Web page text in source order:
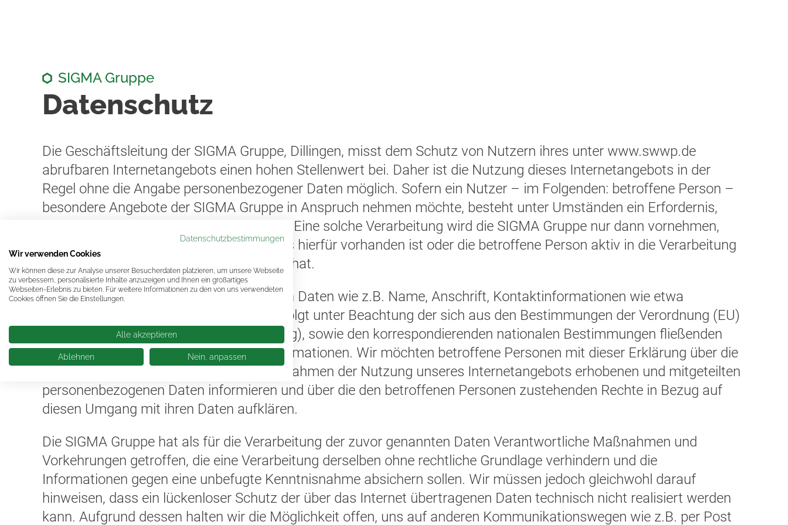
SIGMA Gruppe
Datenschutz
Die Geschäftsleitung der SIGMA Gruppe, Dillingen, misst dem Schutz von Nutzern ihres unter www.swwp.de
abrufbaren Internetangebots einen hohen Stellenwert bei. Daher ist die Nutzung dieses Internetangebots in der
Regel ohne die Angabe personenbezogener Daten möglich. Sofern ein Nutzer – im Folgenden: betroffene Person –
besondere Angebote der SIGMA Gruppe in Anspruch nehmen möchte, besteht unter Umständen ein Erfordernis,
personenbezogene Daten zu verarbeiten. Eine solche Verarbeitung wird die SIGMA Gruppe nur dann vornehmen,
wenn entweder eine gesetzliche Erlaubnis hierfür vorhanden ist oder die betroffene Person aktiv in die Verarbeitung
der ihr zuzuordnenden Daten eingewilligt hat.
Die Verarbeitung von personenbezogenen Daten wie z.B. Name, Anschrift, Kontaktinformationen wie etwa
Telefonnummer oder E-Mail-Adresse, erfolgt unter Beachtung der sich aus den Bestimmungen der Verordnung (EU)
679/2016 (Datenschutz-Grundverordnung), sowie den korrespondierenden nationalen Bestimmungen fließenden
Vorgaben zum Umgang mit solchen Informationen. Wir möchten betroffene Personen mit dieser Erklärung über die
Art, den Umfang und den Zweck der im Rahmen der Nutzung unseres Internetangebots erhobenen und mitgeteilten
personenbezogenen Daten informieren und über die den betroffenen Personen zustehenden Rechte in Bezug auf
diesen Umgang mit ihren Daten aufklären.
Die SIGMA Gruppe hat als für die Verarbeitung der zuvor genannten Daten Verantwortliche Maßnahmen und
Vorkehrungen getroffen, die eine Verarbeitung derselben ohne rechtliche Grundlage verhindern und die
Informationen gegen eine unbefugte Kenntnisnahme absichern sollen. Wir müssen jedoch gleichwohl darauf
hinweisen, dass ein lückenloser Schutz der über das Internet übertragenen Daten technisch nicht realisiert werden
kann. Aufgrund dessen halten wir die Möglichkeit offen, uns auf anderen Kommunikationswegen wie z.B. per Post
Datenschutzbestimmungen
Wir verwenden Cookies
Wir können diese zur Analyse unserer Besucherdaten platzieren, um unsere Webseite
zu verbessern, personalisierte Inhalte anzuzeigen und Ihnen ein großartiges
Webseiten-Erlebnis zu bieten. Für weitere Informationen zu den von uns verwendeten
Cookies öffnen Sie die Einstellungen.
Alle akzeptieren
Ablehnen Nein, anpassen